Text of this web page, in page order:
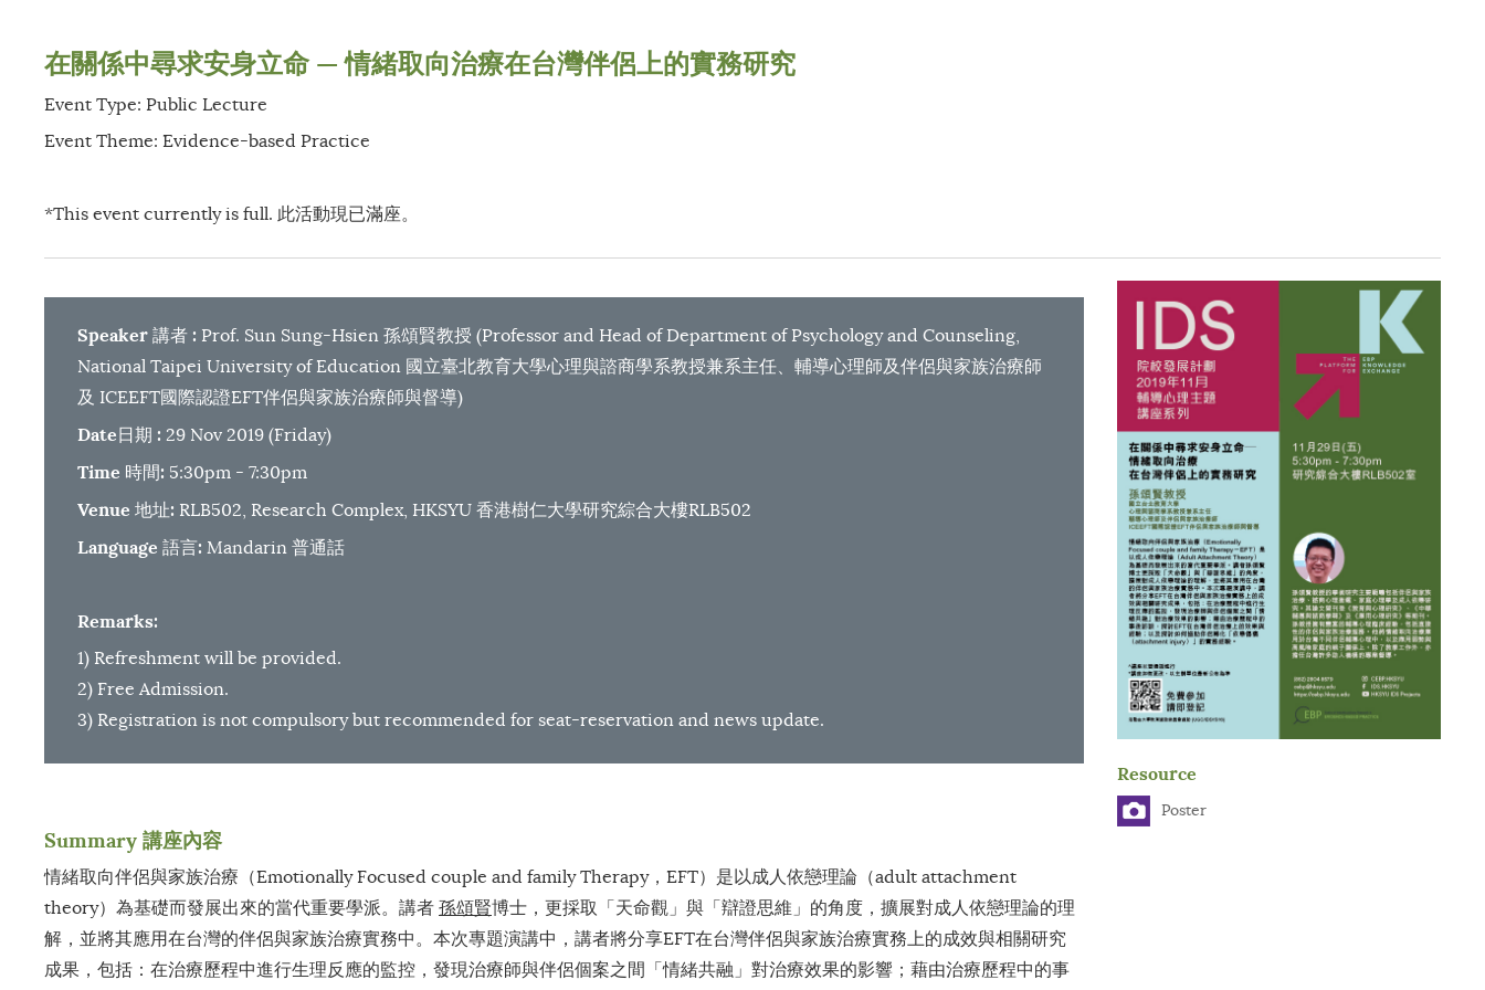
在關係中尋求安身立命 — 情緒取向治療在台灣伴侶上的實務研究
Event Type: Public Lecture
Event Theme: Evidence-based Practice
*This event currently is full. 此活動現已滿座。
Speaker 講者 : Prof. Sun Sung-Hsien 孫頌賢教授 (Professor and Head of Department of Psychology and Counseling,
National Taipei University of Education 國立臺北教育大學心理與諮商學系教授兼系主任、輔導心理師及伴侶與家族治療師
及 ICEEFT國際認證EFT伴侶與家族治療師與督導)
Date日期 : 29 Nov 2019 (Friday)
Time 時間: 5:30pm - 7:30pm
Venue 地址: RLB502, Research Complex, HKSYU 香港樹仁大學研究綜合大樓RLB502
Language 語言: Mandarin 普通話
Remarks:
1) Refreshment will be provided.
2) Free Admission.
3) Registration is not compulsory but recommended for seat-reservation and news update.
Summary 講座內容
情緒取向伴侶與家族治療（Emotionally Focused couple and family Therapy，EFT）是以成人依戀理論（adult attachment
theory）為基礎而發展出來的當代重要學派。講者 孫頌賢博士，更採取「天命觀」與「辯證思維」的角度，擴展對成人依戀理論的理
解，並將其應用在台灣的伴侶與家族治療實務中。本次專題演講中，講者將分享EFT在台灣伴侶與家族治療實務上的成效與相關研究
成果，包括：在治療歷程中進行生理反應的監控，發現治療師與伴侶個案之間「情緒共融」對治療效果的影響；藉由治療歷程中的事
Resource
Poster